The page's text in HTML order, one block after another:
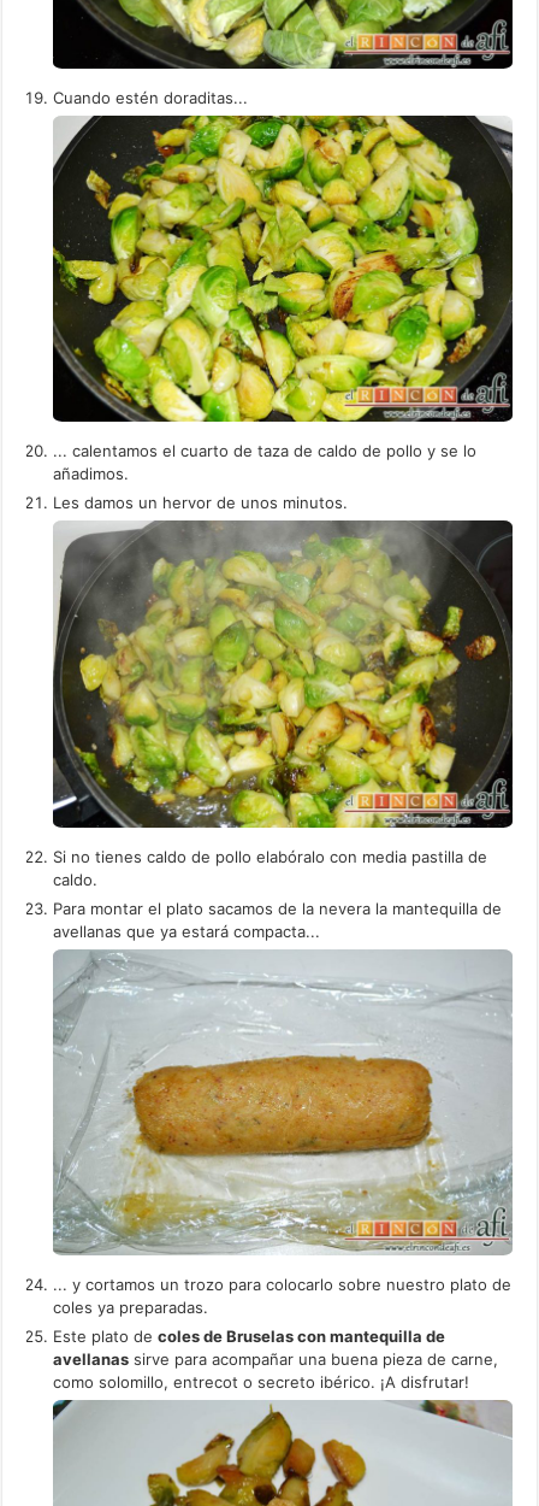
Cuando estén doraditas...
... calentamos el cuarto de taza de caldo de pollo y se lo
añadimos.
Les damos un hervor de unos minutos.
Si no tienes caldo de pollo elabóralo con media pastilla de
caldo.
Para montar el plato sacamos de la nevera la mantequilla de
avellanas que ya estará compacta...
... y cortamos un trozo para colocarlo sobre nuestro plato de
coles ya preparadas.
Este plato decoles de Bruselas con mantequilla de
avellanas sirve para acompañar una buena pieza de carne,
como solomillo, entrecot o secreto ibérico. ¡A disfrutar!